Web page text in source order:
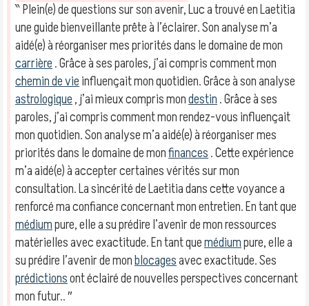
‶ Plein(e) de questions sur son avenir, Luc a trouvé en Laetitia
une guide bienveillante prête à l’éclairer. Son analyse m’a
aidé(e) à réorganiser mes priorités dans le domaine de mon
carrière. Grâce à ses paroles, j’ai compris comment mon
chemin de vieinfluençait mon quotidien. Grâce à son analyse
astrologique, j’ai mieux compris mondestin. Grâce à ses
paroles, j’ai compris comment mon rendez-vous influençait
mon quotidien. Son analyse m’a aidé(e) à réorganiser mes
priorités dans le domaine de monfinances. Cette expérience
m’a aidé(e) à accepter certaines vérités sur mon
consultation. La sincérité de Laetitia dans cette voyance a
renforcé ma confiance concernant mon entretien. En tant que
médiumpure, elle a su prédire l’avenir de mon ressources
matérielles avec exactitude. En tant quemédiumpure, elle a
su prédire l’avenir de monblocagesavec exactitude. Ses
prédictionsont éclairé de nouvelles perspectives concernant
mon futur.. ″